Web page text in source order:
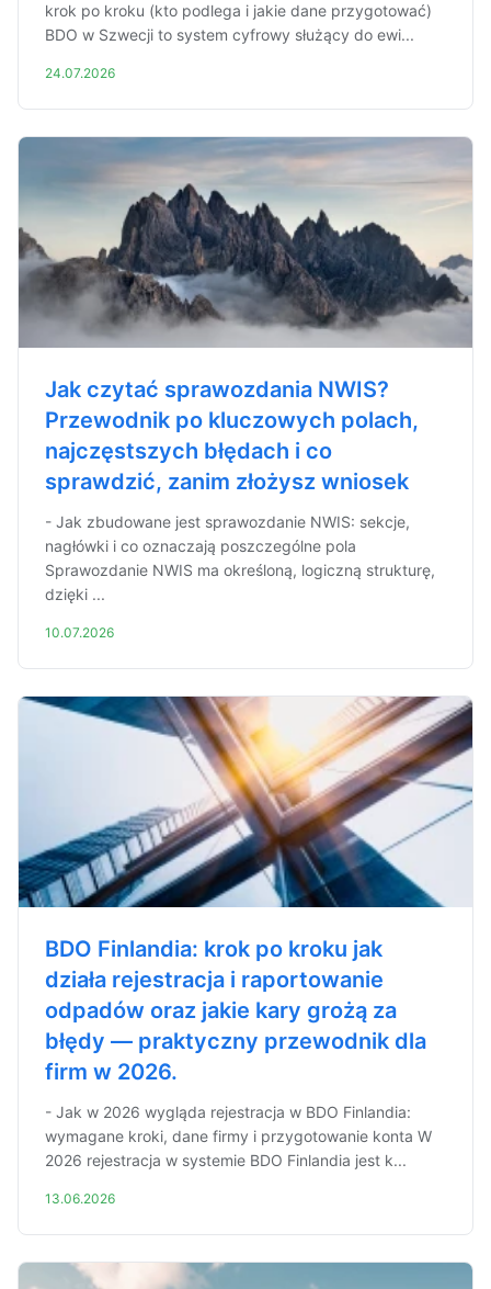
krok po kroku (kto podlega i jakie dane przygotować)
BDO w Szwecji to system cyfrowy służący do ewi...
24.07.2026
Jak czytać sprawozdania NWIS?
Przewodnik po kluczowych polach,
najczęstszych błędach i co
sprawdzić, zanim złożysz wniosek
- Jak zbudowane jest sprawozdanie NWIS: sekcje,
nagłówki i co oznaczają poszczególne pola
Sprawozdanie NWIS ma określoną, logiczną strukturę,
dzięki ...
10.07.2026
BDO Finlandia: krok po kroku jak
działa rejestracja i raportowanie
odpadów oraz jakie kary grożą za
błędy — praktyczny przewodnik dla
firm w 2026.
- Jak w 2026 wygląda rejestracja w BDO Finlandia:
wymagane kroki, dane firmy i przygotowanie konta W
2026 rejestracja w systemie BDO Finlandia jest k...
13.06.2026